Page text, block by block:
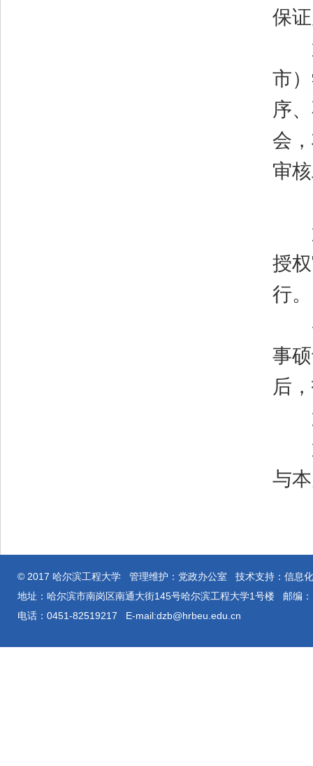
保
第
市
序
会
审
第
授
行。
各
事
后
第
第
与
© 2017 哈尔滨工程大学 管理维护：党政办公室 技术支持：信息
地址：哈尔滨市南岗区南通大街145号哈尔滨工程大学1号楼 邮编
电话：0451-82519217 E-mail:dzb@hrbeu.edu.cn